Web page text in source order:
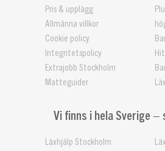
Pris & upplägg
Allmänna villkor
Cookie policy
Integritetspolicy
Extrajobb Stockholm
Matteguider
Vi finns i hela Sverige
Läxhjälp Stockholm